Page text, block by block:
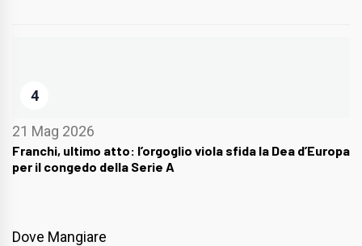
4
21 Mag 2026
Franchi, ultimo atto: l’orgoglio viola sfida la Dea d’Europa
per il congedo della Serie A
Dove Mangiare